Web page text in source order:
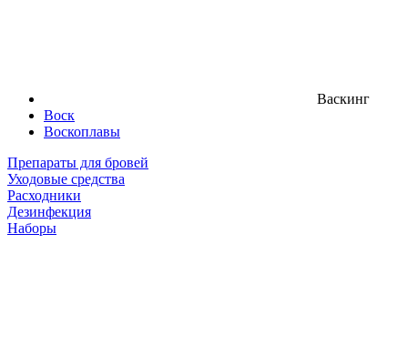
Васкинг
Воск
Воскоплавы
Препараты для бровей
Уходовые средства
Расходники
Дезинфекция
Наборы